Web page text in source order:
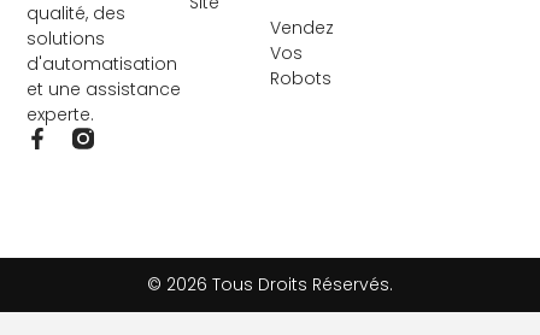
qualité, des
solutions
d'automatisation
et une assistance
experte.
F
-
Vendez
Vos
Robots
© 2026 Tous Droits Réservés.